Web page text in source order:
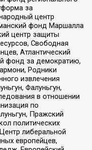
за
центр
фонд Маршалла
центр защиты
Свободная
Атлантический
фонд за демократию,
Родники
извлечения
Фалуньгун,
в отношении
по
Пражский
политических
либеральной
европейцев,